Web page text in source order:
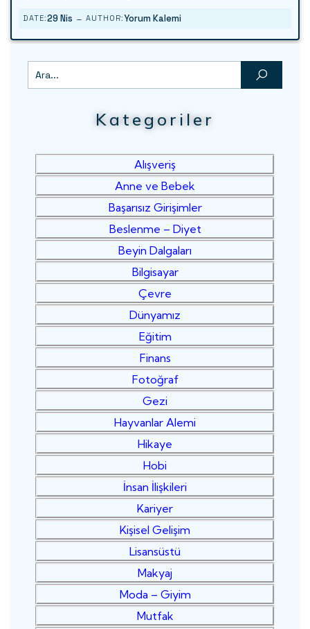
DATE:29 Nis - AUTHOR:Yorum Kalemi
Kategoriler
Alışveriş
Anne ve Bebek
Başarısız Girişimler
Beslenme – Diyet
Beyin Dalgaları
Bilgisayar
Çevre
Dünyamız
Eğitim
Finans
Fotoğraf
Gezi
Hayvanlar Alemi
Hikaye
Hobi
İnsan İlişkileri
Kariyer
Kişisel Gelişim
Lisansüstü
Makyaj
Moda – Giyim
Mutfak